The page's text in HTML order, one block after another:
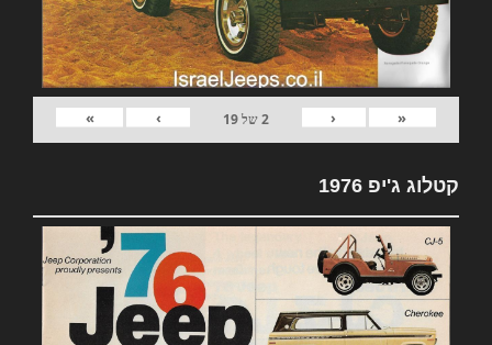
«
‹
2של19
›
»
קטלוג ג'יפ 1976